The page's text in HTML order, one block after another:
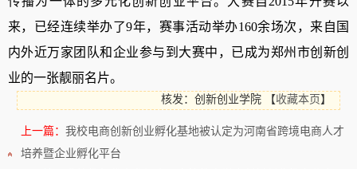
来，已经连续举办了9年，赛事活动举办160余场次，来自国
内外近万家团队和企业参与到大赛中，已成为郑州市创新创
业的一张靓丽名片。
核发：创新创业学院 【收藏本页 】
上一篇： 我校电商创新创业孵化基地被认定为河南省跨境电商人才
培养暨企业孵化平台